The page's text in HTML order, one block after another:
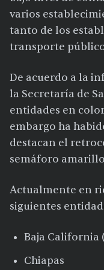
varios
tanto de los
transporte
De acuerdo a la
la Secretaría de
entidades en
embargo ha
destacan el
semáforo
Actualmente en
siguientes
Baja California
Chiapas